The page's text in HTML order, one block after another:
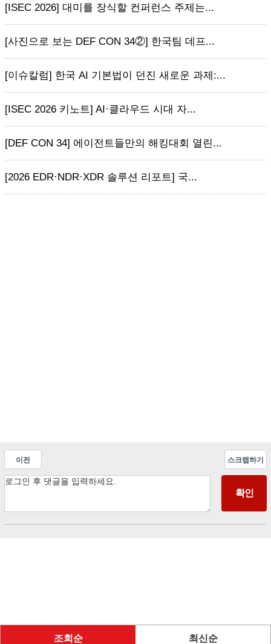
[ISEC 2026] 대미를 장식할 컨퍼런스 주제는...
[사진으로 보는 DEF CON 34②] 한국팀 데프...
[이슈칼럼] 한국 AI 기본법이 던진 새로운 과제:...
[ISEC 2026 키노트] AI·클라우드 시대 자...
[DEF CON 34] 에이전트들만의 해킹대회 열린...
[2026 EDR·NDR·XDR 솔루션 리포트] 국...
이전 스크랩하기
조회순 최신순